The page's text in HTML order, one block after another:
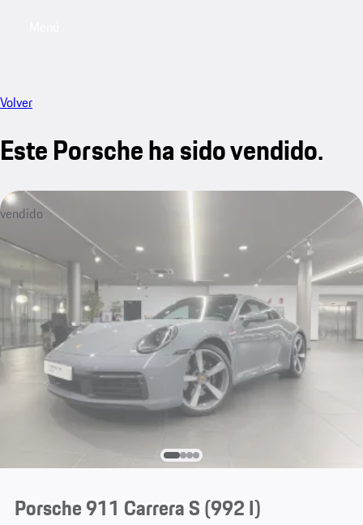
Volver
Este Porsche ha sido vendido.
vendido
Porsche 911 Carrera S(992 I)